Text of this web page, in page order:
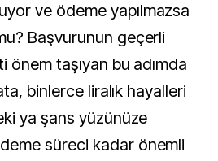
ve ödeme yapılmazsa
Başvurunun geçerli
önem taşıyan bu adımda
binlerce liralık hayalleri
ya şans yüzünüze
süreci kadar önemli